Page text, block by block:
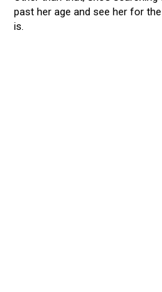
past her age and see her for
is.